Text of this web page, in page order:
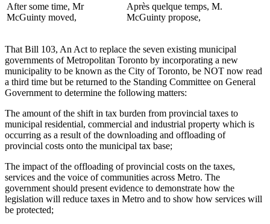
After some time, Mr
McGuinty moved,
Après quelque temps, M.
McGuinty propose,
That Bill 103, An Act to replace the seven existing municipal
governments of Metropolitan Toronto by incorporating a new
municipality to be known as the City of Toronto, be NOT now read
a third time but be returned to the Standing Committee on General
Government to determine the following matters:
The amount of the shift in tax burden from provincial taxes to
municipal residential, commercial and industrial property which is
occurring as a result of the downloading and offloading of
provincial costs onto the municipal tax base;
The impact of the offloading of provincial costs on the taxes,
services and the voice of communities across Metro. The
government should present evidence to demonstrate how the
legislation will reduce taxes in Metro and to show how services will
be protected;